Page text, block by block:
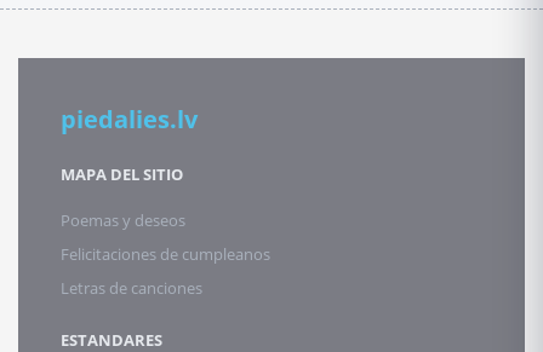
piedalies.lv
MAPA DEL SITIO
Poemas y deseos
Felicitaciones de cumpleanos
Letras de canciones
ESTANDARES